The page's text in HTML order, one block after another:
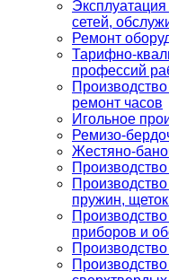
сетей,
Ремонт
Тарифно-
профессий
ремонт часов
Игольное
Ремизо-
Жестяно-
Производство
пружин,
приборов и